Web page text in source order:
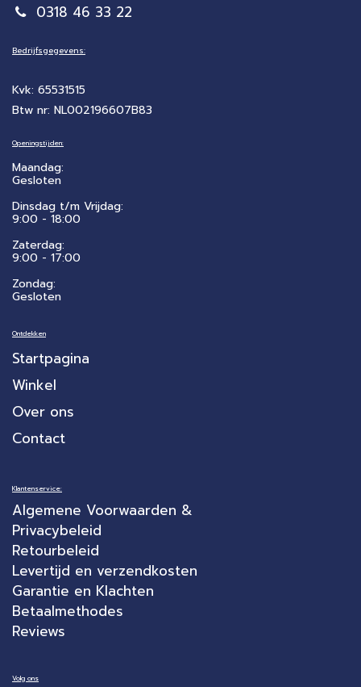
0318 46 33 22
Bedrijfsgegevens:
Kvk: 65531515
Btw nr: NL002196607B83
Openingstijden:
Maandag:
Gesloten
Dinsdag t/m Vrijdag:
9:00 - 18:00
Zaterdag:
​9:00 - 17:00
Zondag:
Gesloten
Ontdekken
Startpagina
Winkel
Over ons
Contact
Klantenservice:
Algemene Voorwaarden &
Privacybeleid
Retourbeleid
Levertijd en verzendkosten
Garantie en Klachten
Betaalmethodes
Reviews
Volg ons